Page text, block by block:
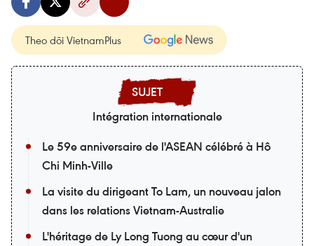
Theo dõi VietnamPlus
Intégration internationale
Le 59e anniversaire de l'ASEAN célébré à Hô
Chi Minh-Ville
La visite du dirigeant To Lam, un nouveau jalon
dans les relations Vietnam-Australie
L'héritage de Ly Long Tuong au cœur d'un